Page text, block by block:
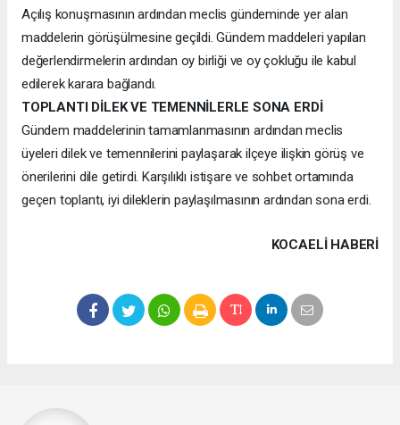
Açılış konuşmasının ardından meclis gündeminde yer alan
maddelerin görüşülmesine geçildi. Gündem maddeleri yapılan
değerlendirmelerin ardından oy birliği ve oy çokluğu ile kabul
edilerek karara bağlandı.
TOPLANTI DİLEK VE TEMENNİLERLE SONA ERDİ
Gündem maddelerinin tamamlanmasının ardından meclis
üyeleri dilek ve temennilerini paylaşarak ilçeye ilişkin görüş ve
önerilerini dile getirdi. Karşılıklı istişare ve sohbet ortamında
geçen toplantı, iyi dileklerin paylaşılmasının ardından sona erdi.
KOCAELI HABERİ